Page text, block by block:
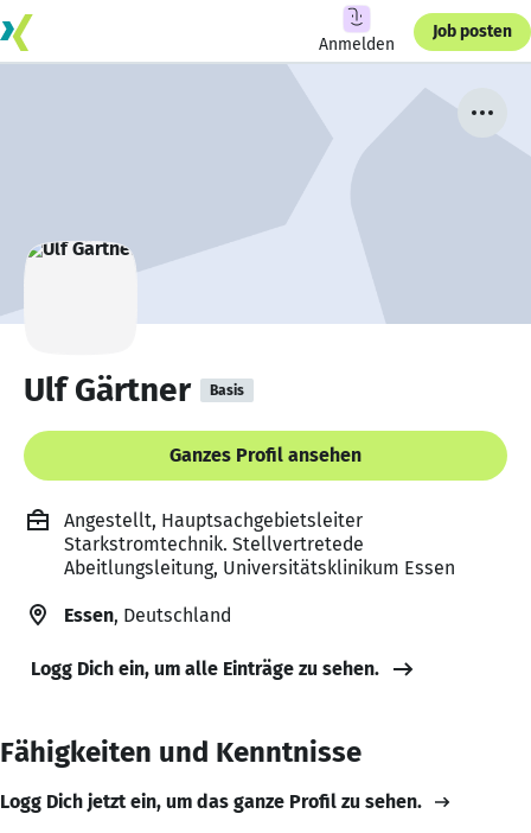
Anmelden
Job posten
Ulf Gärtner Basis
Ganzes Profil ansehen
Angestellt, Hauptsachgebietsleiter
Starkstromtechnik. Stellvertretede
Abeitlungsleitung, Universitätsklinikum Essen
Essen, Deutschland
Logg Dich ein, um alle Einträge zu sehen.
Fähigkeiten und Kenntnisse
Logg Dich jetzt ein, um das ganze Profil zu sehen.